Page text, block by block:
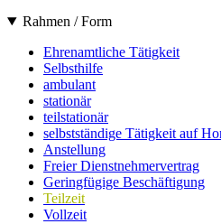
Rahmen / Form
Ehrenamtliche Tätigkeit
Selbsthilfe
ambulant
stationär
teilstationär
selbstständige Tätigkeit auf
Anstellung
Freier Dienstnehmervertrag
Geringfügige Beschäftigung
Teilzeit
Vollzeit